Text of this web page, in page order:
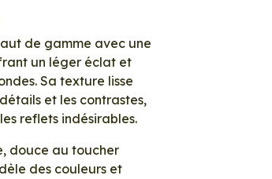
de gamme avec une
un léger éclat et
Sa texture lisse
et les contrastes,
reflets indésirables.
douce au toucher
des couleurs et